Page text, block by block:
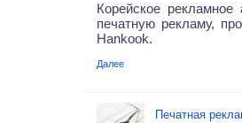
Корейское рекламное
печатную рекламу,
Hankook.
Далее
Печатная